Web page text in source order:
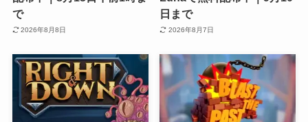
で
2026年8月8日
日まで
2026年8月7日